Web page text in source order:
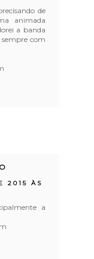
de
animada
a banda
com
2015 ÀS
a